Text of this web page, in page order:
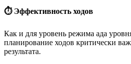
⏱️ Эффективность ходов
Как и для уровень режима ада
планирование ходов критически
результата.